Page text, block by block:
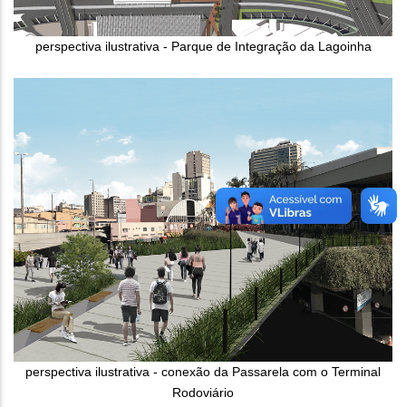
perspectiva ilustrativa - Parque de Integração da Lagoinha
perspectiva ilustrativa - conexão da Passarela com o Terminal
Rodoviário